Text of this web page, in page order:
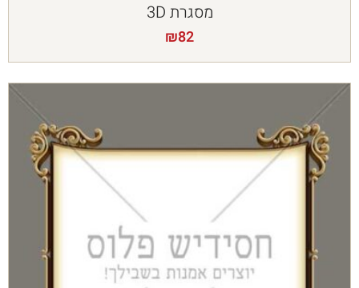
מסגרת 3D
₪82